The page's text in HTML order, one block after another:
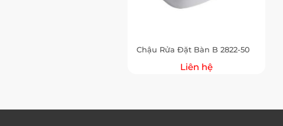
Chậu Rửa Đặt Bàn B 2822-50
Liên hệ